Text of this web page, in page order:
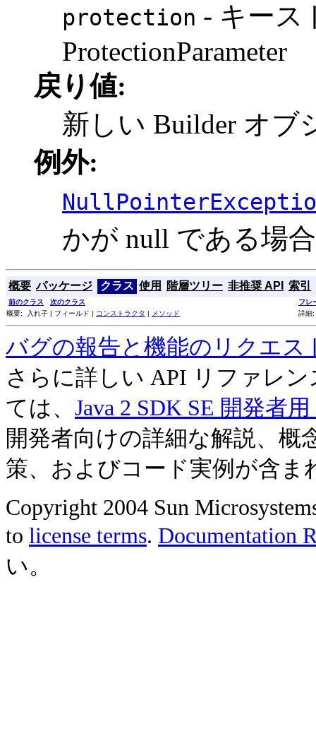
protection - キース
ProtectionParameter
戻り値:
新しい Builder オブ
例外:
かが null である場合
概要 パッケージ クラス 使用 階層ツリー 非推奨 API 索引
前のクラス 次のクラス
フレ
概要: 入れ子 | フィールド | コンストラクタ メソッド 詳細
バグの報告と機能のリクエス
さらに詳しい API リファレ
ては、 Java 2 SDK SE 開発者
開発者向けの詳細な解説、概
策、およびコード実例が含ま
Copyright 2004 Sun
to license terms. Documentation
い。